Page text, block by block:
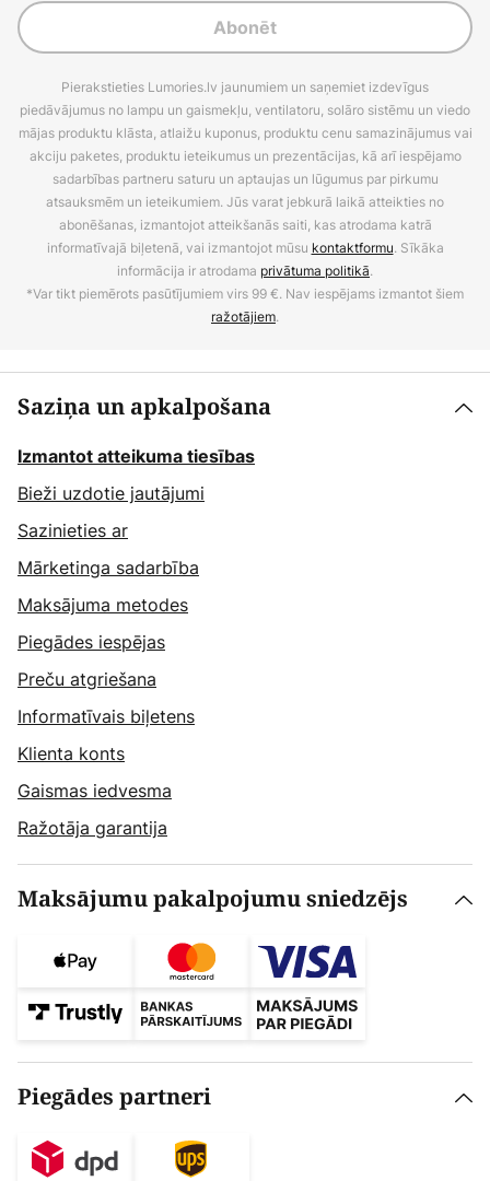
Abonēt
Pierakstieties Lumories.lv jaunumiem un saņemiet izdevīgus
piedāvājumus no lampu un gaismekļu, ventilatoru, solāro sistēmu un viedo
mājas produktu klāsta, atlaižu kuponus, produktu cenu samazinājumus vai
akciju paketes, produktu ieteikumus un prezentācijas, kā arī iespējamo
sadarbības partneru saturu un aptaujas un lūgumus par pirkumu
atsauksmēm un ieteikumiem. Jūs varat jebkurā laikā atteikties no
abonēšanas, izmantojot atteikšanās saiti, kas atrodama katrā
informatīvajā biļetenā, vai izmantojot mūsu kontaktformu. Sīkāka
informācija ir atrodama privātuma politikā.
*Var tikt piemērots pasūtījumiem virs 99 €. Nav iespējams izmantot šiem
ražotājiem.
Saziņa un apkalpošana
Izmantot atteikuma tiesības
Bieži uzdotie jautājumi
Sazinieties ar
Mārketinga sadarbība
Maksājuma metodes
Piegādes iespējas
Preču atgriešana
Informatīvais biļetens
Klienta konts
Gaismas iedvesma
Ražotāja garantija
Maksājumu pakalpojumu sniedzējs
Piegādes partneri